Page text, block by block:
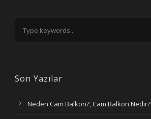
Son Yazılar
Neden Cam Balkon?, Cam Balkon Nedir?